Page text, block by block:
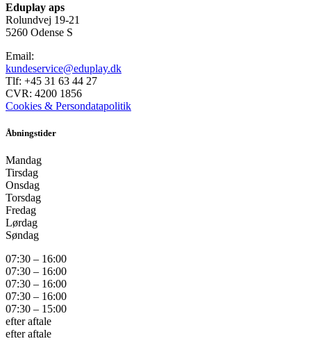
Eduplay aps
Rolundvej 19-21
5260 Odense S
Email:
kundeservice@eduplay.dk
Tlf: +45 31 63 44 27
CVR: 4200 1856
Cookies & Persondatapolitik
Åbningstider
Mandag
Tirsdag
Onsdag
Torsdag
Fredag
Lørdag
Søndag
07:30 – 16:00
07:30 – 16:00
07:30 – 16:00
07:30 – 16:00
07:30 – 15:00
efter aftale
efter aftale